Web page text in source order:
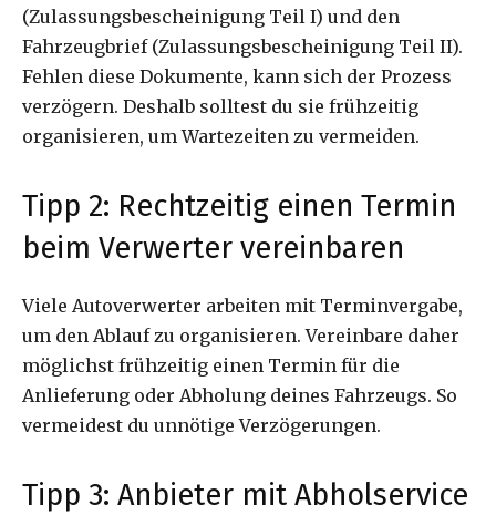
(Zulassungsbescheinigung Teil I) und den
Fahrzeugbrief (Zulassungsbescheinigung Teil II).
Fehlen diese Dokumente, kann sich der Prozess
verzögern. Deshalb solltest du sie frühzeitig
organisieren, um Wartezeiten zu vermeiden.
Tipp 2: Rechtzeitig einen Termin
beim Verwerter vereinbaren
Viele Autoverwerter arbeiten mit Terminvergabe,
um den Ablauf zu organisieren. Vereinbare daher
möglichst frühzeitig einen Termin für die
Anlieferung oder Abholung deines Fahrzeugs. So
vermeidest du unnötige Verzögerungen.
Tipp 3: Anbieter mit Abholservice